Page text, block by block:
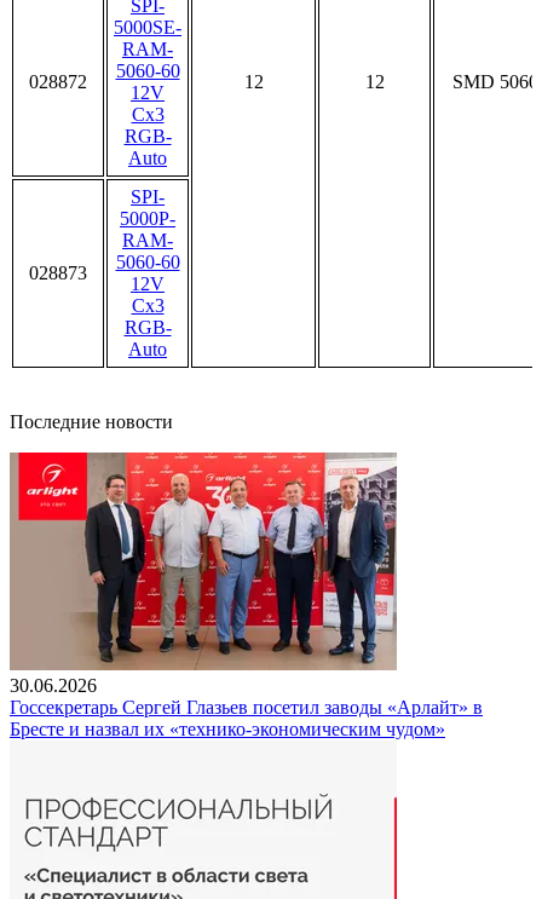
12 12 SMD 5060
028872
SPI-
5000SE-
RAM-
5060-60
12V
Cx3
RGB-
Auto
028873
SPI-
5000P-
RAM-
5060-60
12V
Cx3
RGB-
Auto
Последние новости
30.06.2026
Госсекретарь Сергей Глазьев посетил заводы «Арлайт» в
Бресте и назвал их «технико-экономическим чудом»